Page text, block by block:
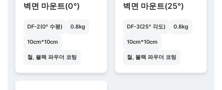
벽면 마운트(0°)
DF-2(0° 수평) 0.8kg
10cm*10cm
철, 블랙 파우더 코팅
벽면 마운트(25°)
DF-3(25° 각도) 0.8kg
10cm*10cm
철, 블랙 파우더 코팅